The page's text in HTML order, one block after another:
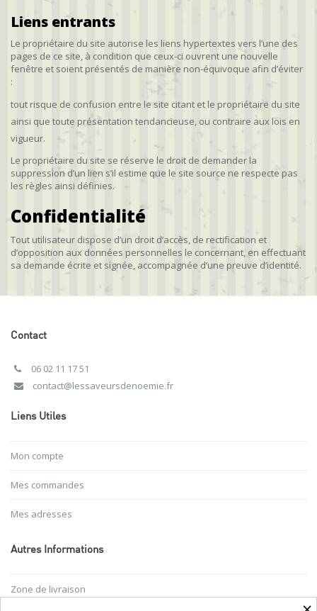
Liens entrants
Le propriétaire du site autorise les liens hypertextes vers l’une des
pages de ce site, à condition que ceux-ci ouvrent une nouvelle
fenêtre et soient présentés de manière non-équivoque afin d’éviter
:
tout risque de confusion entre le site citant et le propriétaire du site
ainsi que toute présentation tendancieuse, ou contraire aux lois en
vigueur.
Le propriétaire du site se réserve le droit de demander la
suppression d’un lien s’il estime que le site source ne respecte pas
les règles ainsi définies.
Confidentialité
Tout utilisateur dispose d’un droit d’accès, de rectification et
d’opposition aux données personnelles le concernant, en effectuant
sa demande écrite et signée, accompagnée d’une preuve d’identité.
Contact
06 02 11 17 51
contact@lessaveursdenoemie.fr
Liens Utiles
Mon compte
Mes commandes
Mes adresses
Autres Informations
Zone de livraison